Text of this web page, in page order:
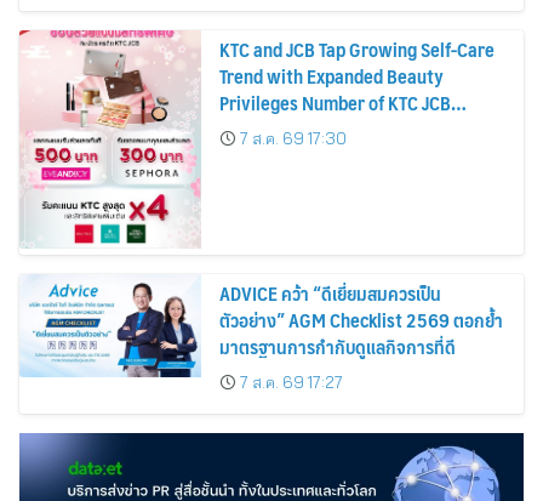
KTC and JCB Tap Growing Self-Care
Trend with Expanded Beauty
Privileges Number of KTC JCB
Cardmembers Spending on
Cosmetics Rises 26%
7 ส.ค. 69 17:30
ADVICE คว้า “ดีเยี่ยมสมควรเป็น
ตัวอย่าง” AGM Checklist 2569 ตอกย้ำ
มาตรฐานการกำกับดูแลกิจการที่ดี
7 ส.ค. 69 17:27